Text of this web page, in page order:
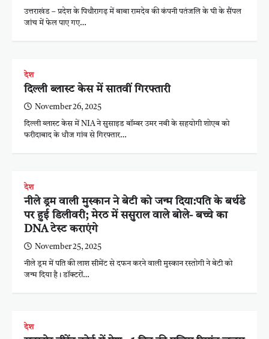
उत्तराखंड – प्रदेश के पिथौरागढ़ में बाबा रामदेव की कंपनी पतंजलि के घी के सैंपल
जांच में फेल पाए गए…
देश
दिल्ली ब्लास्ट केस में सातवीं गिरफ्तारी
November 26, 2025
दिल्ली ब्लास्ट केस में NIA ने सुसाइड बॉम्बर उमर नबी के सहयोगी शोएब को
फरीदाबाद के धौज गांव से गिरफ्तार…
देश
नीले ड्रम वाली मुस्कान ने बेटी को जन्म दिया:पति के बर्थडे
पर हुई डिलीवरी; मेरठ में ससुराल वाले बोले- बच्चे का
DNA टेस्ट कराएंगे
November 25, 2025
नीले ड्रम में पति की लाश सीमेंट से दफन करने वाली मुस्कान रस्तोगी ने बेटी को
जन्म दिया है। डॉक्टरों…
देश